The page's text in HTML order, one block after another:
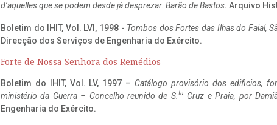
d’aquelles que se podem desde já desprezar. Barão de Bastos. Arquivo
Boletim do IHIT, Vol. LVI, 1998 - Tombos dos Fortes das Ilhas do Faial,
Direcção dos Serviços de Engenharia do Exército.
Forte de Nossa Senhora dos Remédios
Boletim do IHIT, Vol. LV, 1997 – Catálogo provisório dos edificios,
ministério da Guerra – Concelho reunido de S. ta Cruz e Praia, por
Engenharia do Exército.